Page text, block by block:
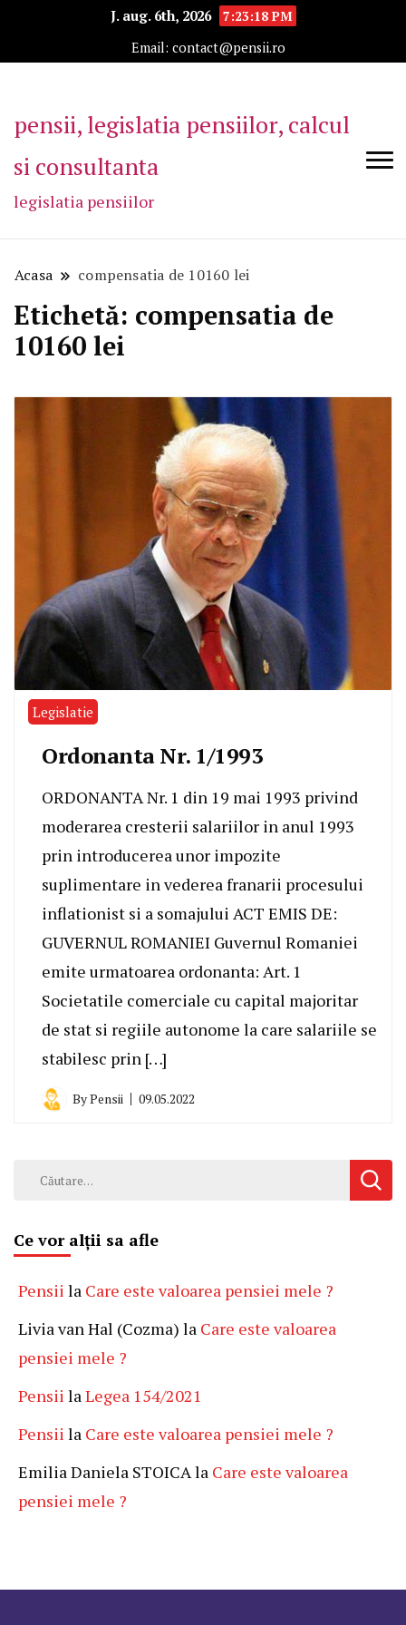
J. aug. 6th, 2026
7:23:19 PM
Email: contact@pensii.ro
pensii, legislatia pensiilor, calcul
si consultanta
legislatia pensiilor
Acasa compensatia de 10160 lei
Etichetă: compensatia de
10160 lei
Legislatie
Ordonanta Nr. 1/1993
ORDONANTA Nr. 1 din 19 mai 1993 privind
moderarea cresterii salariilor in anul 1993
prin introducerea unor impozite
suplimentare in vederea franarii procesului
inflationist si a somajului ACT EMIS DE:
GUVERNUL ROMANIEI Guvernul Romaniei
emite urmatoarea ordonanta: Art. 1
Societatile comerciale cu capital majoritar
de stat si regiile autonome la care salariile se
stabilesc prin […]
ByPensii 09.05.2022
Caută
Ce vor alții sa afle
Pensii la Care este valoarea pensiei mele ?
Livia van Hal (Cozma) la Care este valoarea
pensiei mele ?
Pensii laLegea 154/2021
Pensii la Care este valoarea pensiei mele ?
Emilia Daniela STOICAla Care este valoarea
pensiei mele ?